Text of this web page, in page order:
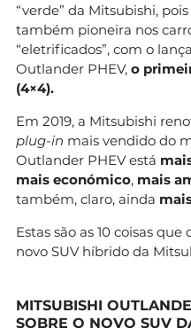
“verde” da Mitsubishi,
também pioneira nos
“eletrificados”, com o
Outlander PHEV, o
(4×4).
Em 2019, a Mitsubishi
plug-in mais vendido do
Outlander PHEV está
mais económico, mais
também, claro, ainda
Estas são as 10 coisas
novo SUV híbrido da
MITSUBISHI
SOBRE O NOVO SUV